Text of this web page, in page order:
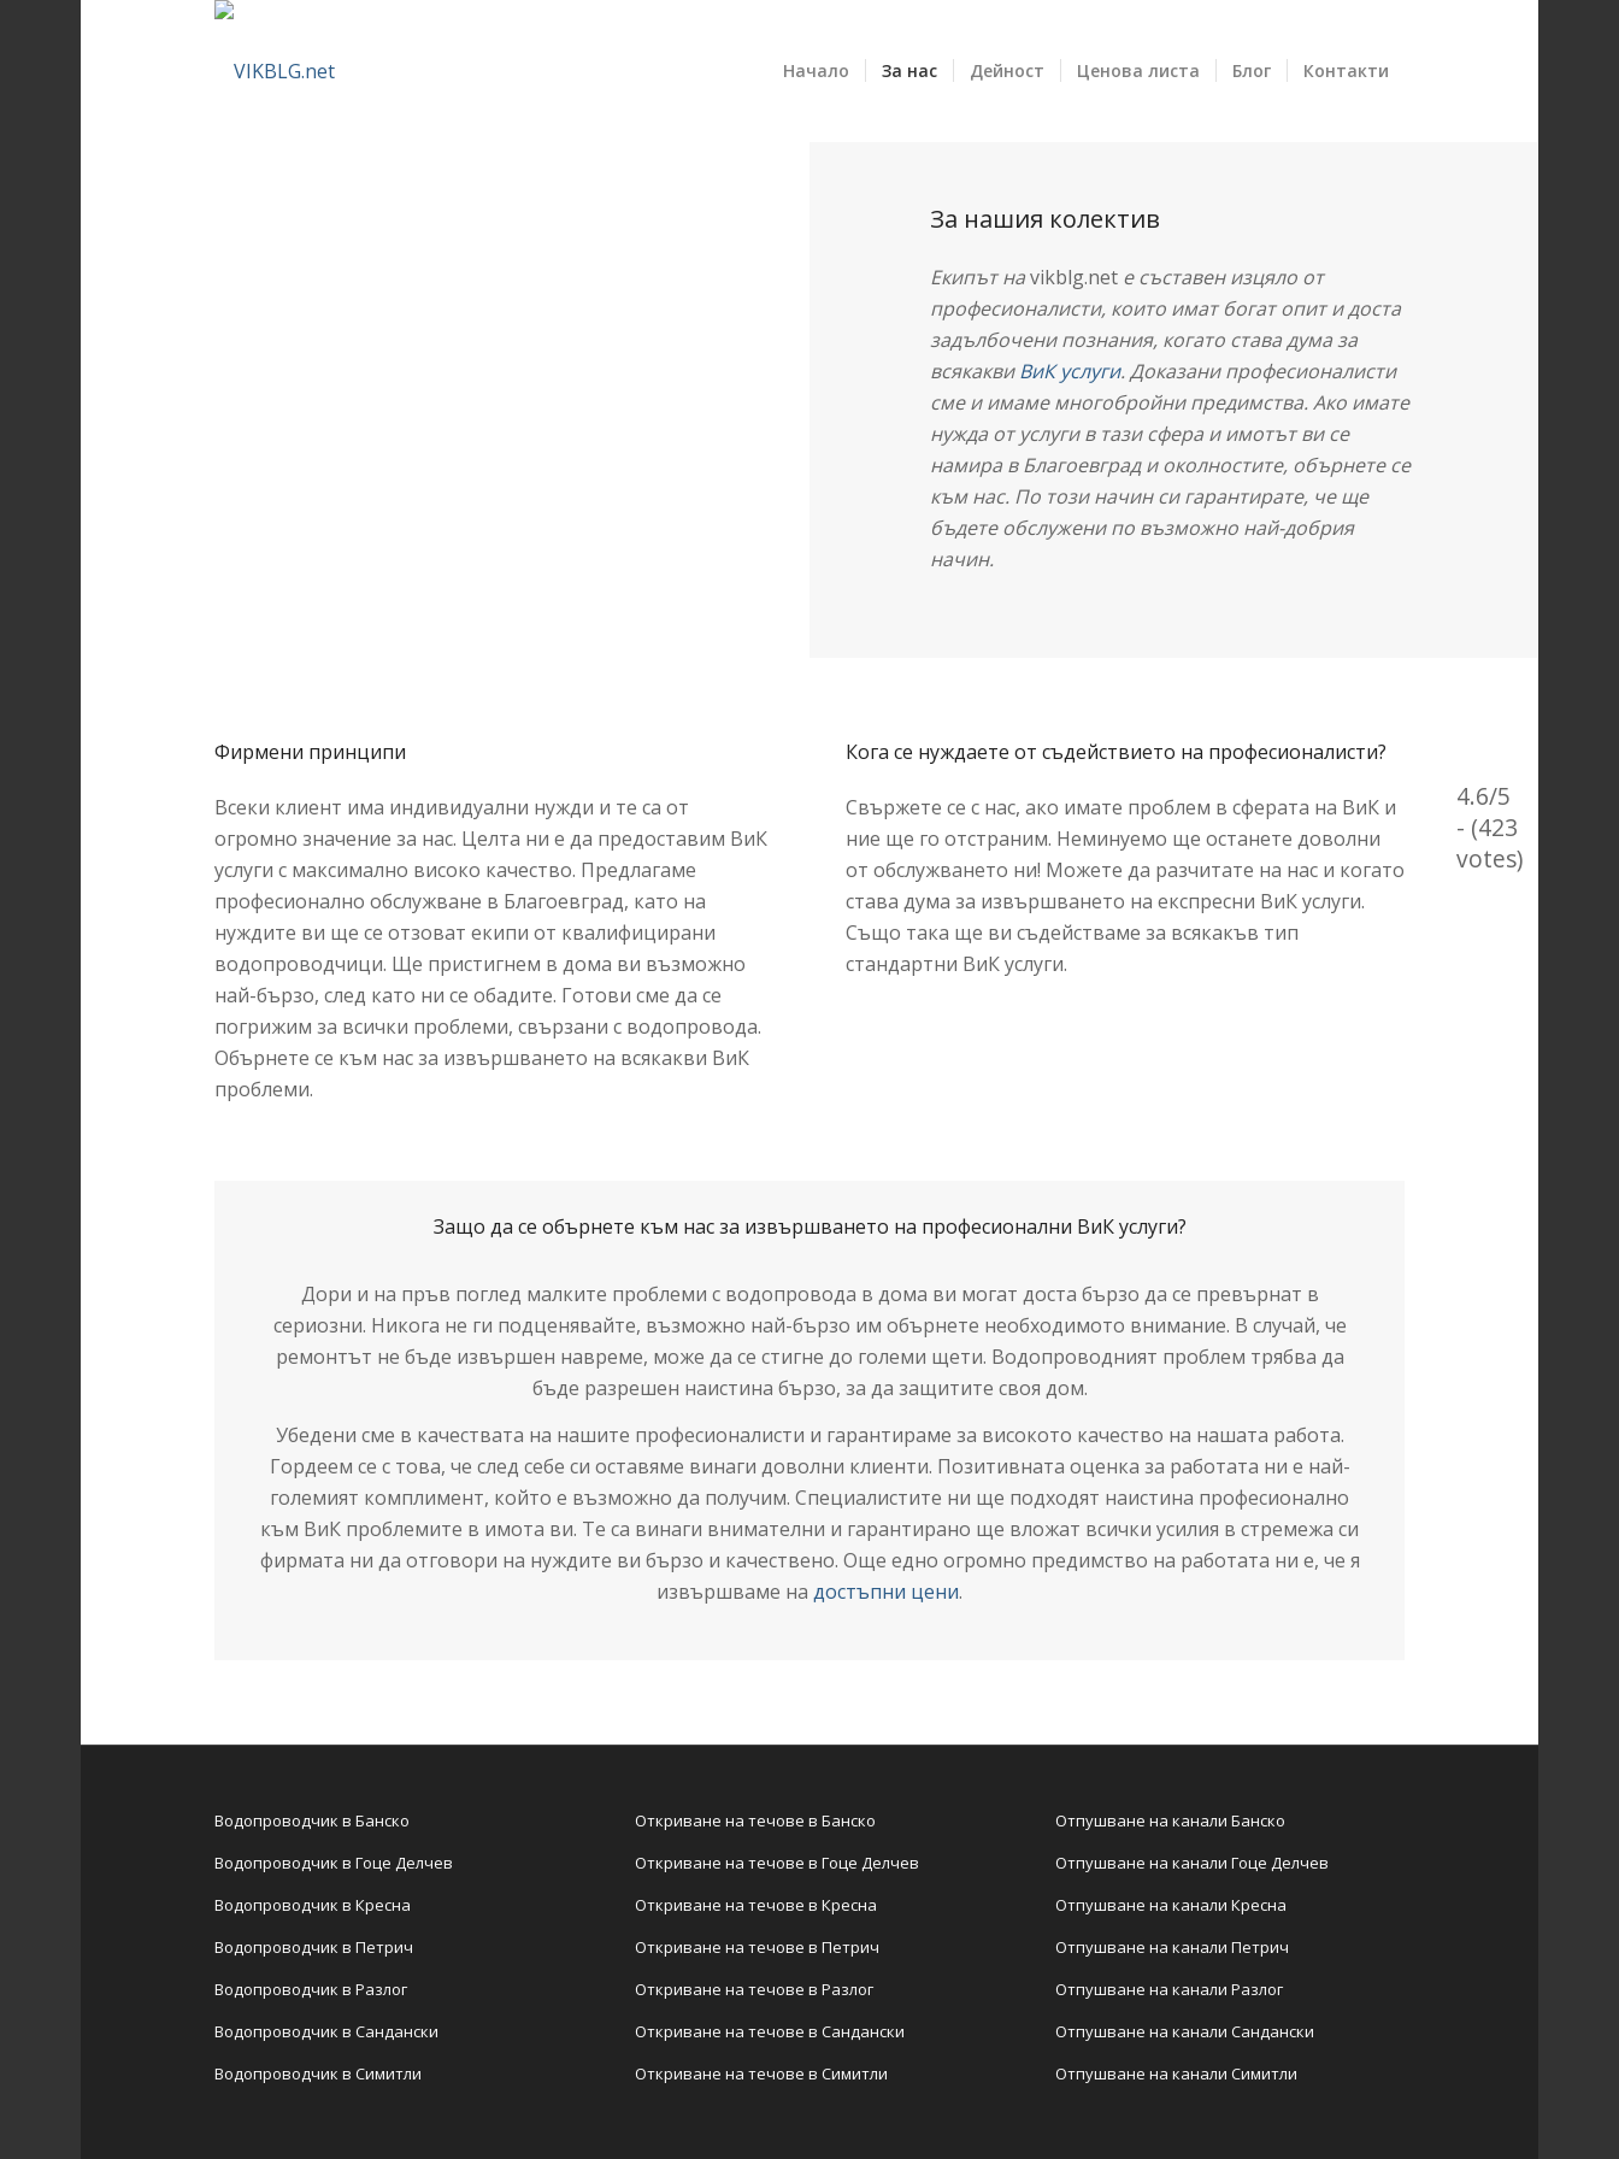
Начало За нас Дейност Ценова листа Блог Контакти
За нашия колектив
Екипът наvikblg.net е съставен изцяло от
професионалисти, които имат богат опит и доста
задълбочени познания, когато става дума за
всякаквиВиК услуги. Доказани професионалисти
сме и имаме многобройни предимства. Ако имате
нужда от услуги в тази сфера и имотът ви се
намира в Благоевград и околностите, обърнете се
към нас. По този начин си гарантирате, че ще
бъдете обслужени по възможно най-добрия
начин.
Фирмени принципи
Всеки клиент има индивидуални нужди и те са от
огромно значение за нас. Целта ни е да предоставим ВиК
услуги с максимално високо качество. Предлагаме
професионално обслужване в Благоевград, като на
нуждите ви ще се отзоват екипи от квалифицирани
водопроводчици. Ще пристигнем в дома ви възможно
най-бързо, след като ни се обадите. Готови сме да се
погрижим за всички проблеми, свързани с водопровода.
Обърнете се към нас за извършването на всякакви ВиК
проблеми.
Кога се нуждаете от съдействието на професионалисти?
Свържете се с нас, ако имате проблем в сферата на ВиК и
ние ще го отстраним. Неминуемо ще останете доволни
от обслужването ни! Можете да разчитате на нас и когато
става дума за извършването на експресни ВиК услуги.
Също така ще ви съдействаме за всякакъв тип
стандартни ВиК услуги.
Защо да се обърнете към нас за извършването на професионални ВиК услуги?
Дори и на пръв поглед малките проблеми с водопровода в дома ви могат доста бързо да се превърнат в
сериозни. Никога не ги подценявайте, възможно най-бързо им обърнете необходимото внимание. В случай, че
ремонтът не бъде извършен навреме, може да се стигне до големи щети. Водопроводният проблем трябва да
бъде разрешен наистина бързо, за да защитите своя дом.
Убедени сме в качествата на нашите професионалисти и гарантираме за високото качество на нашата работа.
Гордеем се с това, че след себе си оставяме винаги доволни клиенти. Позитивната оценка за работата ни е най-
големият комплимент, който е възможно да получим. Специалистите ни ще подходят наистина професионално
към ВиК проблемите в имота ви. Те са винаги внимателни и гарантирано ще вложат всички усилия в стремежа си
фирмата ни да отговори на нуждите ви бързо и качествено. Още едно огромно предимство на работата ни е, че я
извършваме на достъпни цени.
4.6/5
- (423
votes)
Водопроводчик в Банско
Водопроводчик в Гоце Делчев
Водопроводчик в Кресна
Водопроводчик в Петрич
Водопроводчик в Разлог
Водопроводчик в Сандански
Водопроводчик в Симитли
Откриване на течове в Банско
Откриване на течове в Гоце Делчев
Откриване на течове в Кресна
Откриване на течове в Петрич
Откриване на течове в Разлог
Откриване на течове в Сандански
Откриване на течове в Симитли
Отпушване на канали Банско
Отпушване на канали Гоце Делчев
Отпушване на канали Кресна
Отпушване на канали Петрич
Отпушване на канали Разлог
Отпушване на канали Сандански
Отпушване на канали Симитли